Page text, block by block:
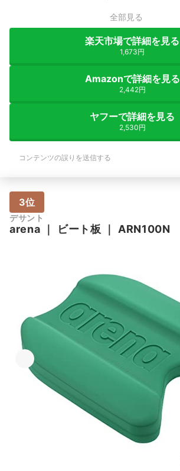
全部見る
楽天市場で詳細を見る
1,673円
Amazonで詳細を見る
2,442円
ヤフーで詳細を見る
2,530円
コンテンツの誤りを送信する
3位
デサント
arena ビート板 ARN100N